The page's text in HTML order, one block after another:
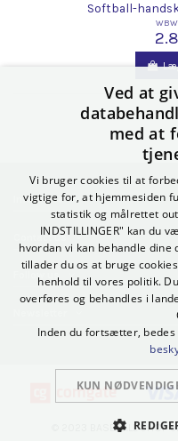
Softball-
Informace
Contact us
Follow us
© 2023 BASEBALL SHOP
Ved at
med at
Vi bruger cookies til at
vigtige for, at hjemmesiden
statistik og målrettet
INDSTILLINGER" kan du
hvordan vi kan behandle dine
tillader du os at bruge
henhold til vores politik.
overføres og behandles i
Inden du fortsætter,
KUN